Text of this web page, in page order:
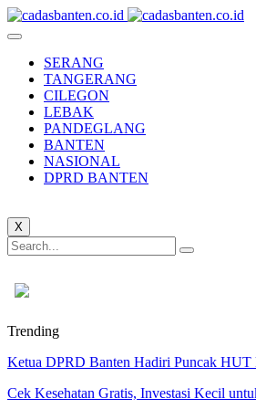
SERANG
TANGERANG
CILEGON
LEBAK
PANDEGLANG
BANTEN
NASIONAL
DPRD BANTEN
X
Trending
Ketua DPRD Banten Hadiri Puncak HUT
Cek Kesehatan Gratis, Investasi Kecil